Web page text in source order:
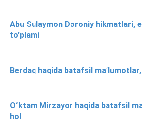
Abu Sulaymon Doroniy hikmatlari,
to’plami
Berdaq haqida batafsil
Oʻktam Mirzayor haqida batafsil
hol